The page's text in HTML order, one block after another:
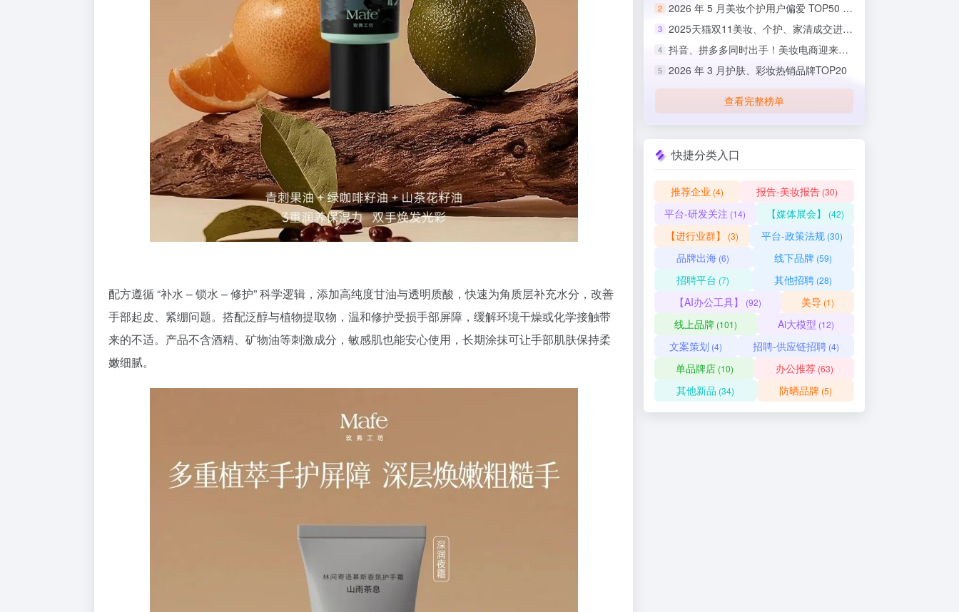
配方遵循 “补水 – 锁水 – 修护” 科学逻辑，添加高纯度甘油与透明质酸，快速为角质层补充水分，改善
手部起皮、紧绷问题。搭配泛醇与植物提取物，温和修护受损手部屏障，缓解环境干燥或化学接触带
来的不适。产品不含酒精、矿物油等刺激成分，敏感肌也能安心使用，长期涂抹可让手部肌肤保持柔
嫩细腻。
2 2026 年 5 月美妆个护用户偏爱 TOP50 榜单出炉
3 2025天猫双11美妆、个护、家清成交进度排行榜
4 抖音、拼多多同时出手！美妆电商迎来史上最严整治
5 2026 年 3 月护肤、彩妆热销品牌TOP20
查看完整榜单
快捷分类入口
推荐企业 (4) 报告-美妆报告 (30)
平台-研发关注 (14) 【媒体展会】 (42)
【进行业群】 (3) 平台-政策法规 (30)
品牌出海 (6) 线下品牌(59)
招聘平台 (7) 其他招聘(28)
【AI办公工具】 (92) 美导 (1)
线上品牌 (101) Ai大模型 (12)
文案策划 (4) 招聘-供应链招聘(4)
单品牌店(10) 办公推荐(63)
其他新品 (34) 防晒品牌(5)